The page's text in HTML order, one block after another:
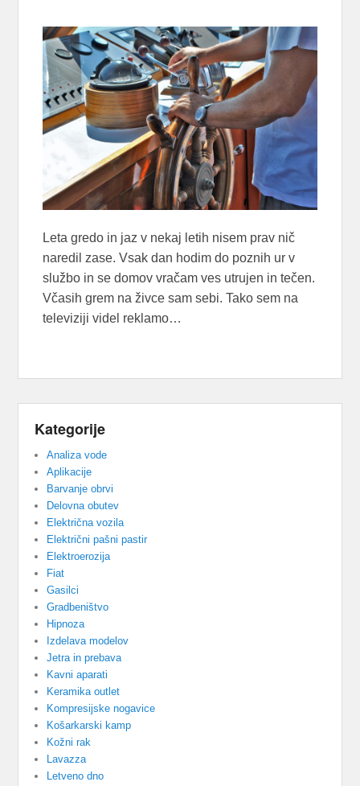
Leta gredo in jaz v nekaj letih nisem prav nič
naredil zase. Vsak dan hodim do poznih ur v
službo in se domov vračam ves utrujen in tečen.
Včasih grem na živce sam sebi. Tako sem na
televiziji videl reklamo…
Kategorije
Analiza vode
Aplikacije
Barvanje obrvi
Delovna obutev
Električna vozila
Električni pašni pastir
Elektroerozija
Fiat
Gasilci
Gradbeništvo
Hipnoza
Izdelava modelov
Jetra in prebava
Kavni aparati
Keramika outlet
Kompresijske nogavice
Košarkarski kamp
Kožni rak
Lavazza
Letveno dno